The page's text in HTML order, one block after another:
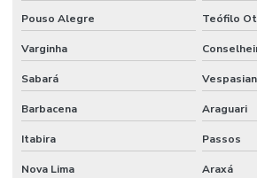
Pouso Alegre Teófilo
Varginha
Sabará
Barbacena Araguari
Itabira Passos
Nova Lima Araxá